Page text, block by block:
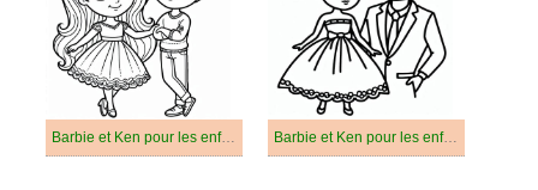
Barbie et Ken pour les enfants de 3 ans Barbie et Ken pour les enfants de 4 ans